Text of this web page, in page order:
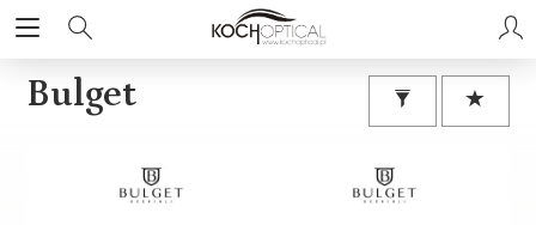
Bulget